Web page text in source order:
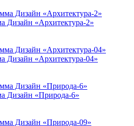
Дизайн «Архитектура-2»
Дизайн «Архитектура-04»
Дизайн «Природа-6»